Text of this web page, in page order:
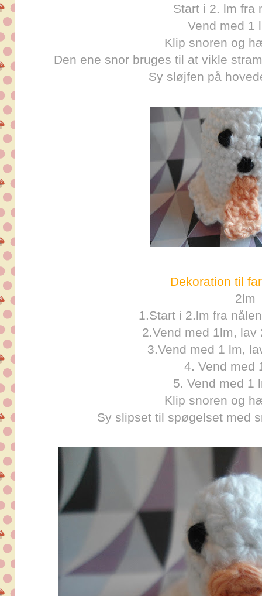
Start i 2. lm fra
Vend med 1
Klip snoren og
Den ene snor bruges til at vikle
Sy sløjfen på
Dekoration til
2lm
1.Start i 2.lm fra
2.Vend med 1lm, lav
3.Vend med 1 lm,
4. Vend med
5. Vend med 1
Klip snoren og
Sy slipset til spøgelset med